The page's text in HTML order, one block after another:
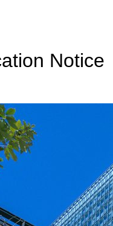
Notice